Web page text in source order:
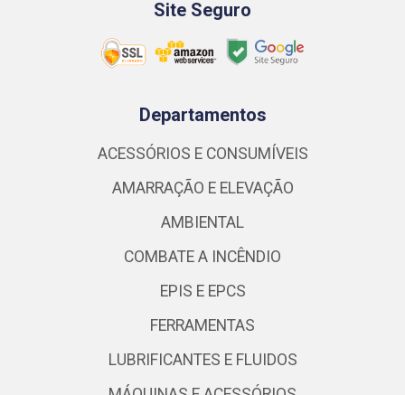
Site Seguro
Departamentos
ACESSÓRIOS E CONSUMÍVEIS
AMARRAÇÃO E ELEVAÇÃO
AMBIENTAL
COMBATE A INCÊNDIO
EPIS E EPCS
FERRAMENTAS
LUBRIFICANTES E FLUIDOS